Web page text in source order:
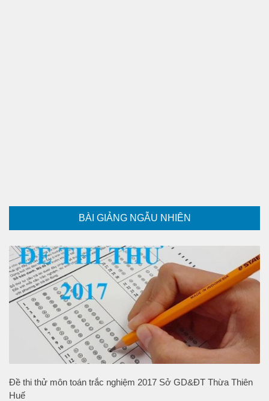
BÀI GIẢNG NGẪU NHIÊN
Đề thi thử môn toán trắc nghiệm 2017 Sở GD&ĐT Thừa Thiên
Huế